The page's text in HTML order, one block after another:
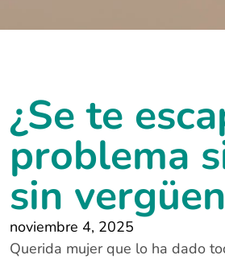
¿Se te
problema
sin
noviembre 4, 2025
Querida mujer que lo ha dado